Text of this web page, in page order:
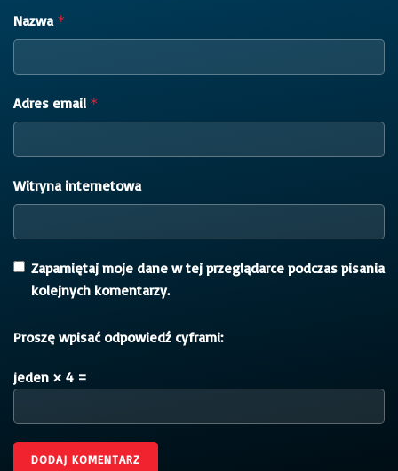
Nazwa *
Adres email *
Witryna internetowa
Zapamiętaj moje dane w tej przeglądarce podczas pisania
kolejnych komentarzy.
Proszę wpisać odpowiedź cyframi:
jeden × 4 =